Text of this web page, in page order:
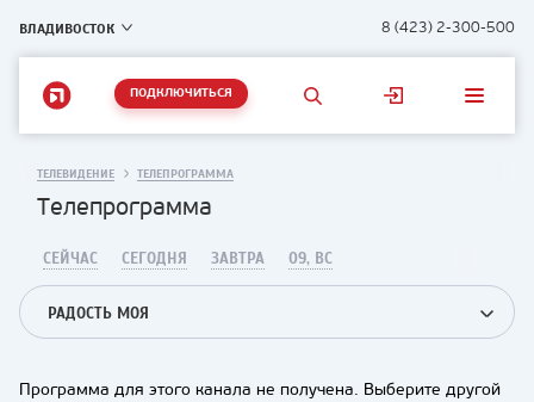
ВЛАДИВОСТОК 8 (423) 2-300-500
ПОДКЛЮЧИТЬСЯ
ТЕЛЕВИДЕНИЕ ТЕЛЕПРОГРАММА
Телепрограмма
СЕЙЧАС СЕГОДНЯ ЗАВТРА 09, ВС
РАДОСТЬ МОЯ
Программа для этого канала не получена. Выберите другой